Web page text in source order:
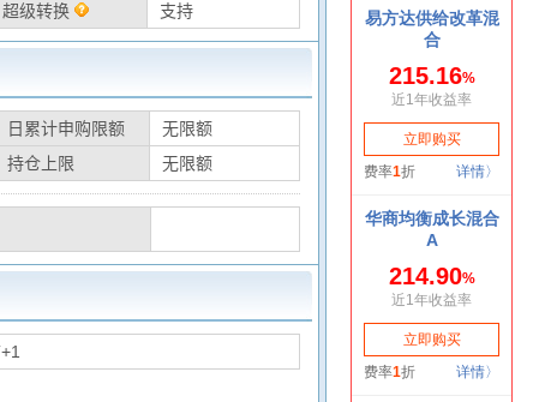
超级转换 支持
日累计申购限额
无限额
持仓上限 无限额